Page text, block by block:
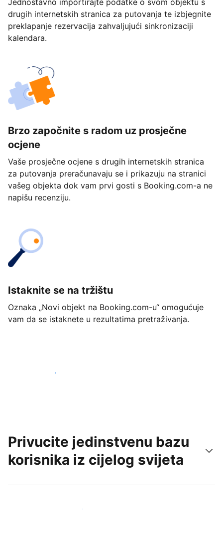
Jednostavno importirajte podatke o svom objektu s
drugih internetskih stranica za putovanja te izbjegnite
preklapanje rezervacija zahvaljujući sinkronizaciji
kalendara.
Brzo započnite s radom uz prosječne
ocjene
Vaše prosječne ocjene s drugih internetskih stranica
za putovanja preračunavaju se i prikazuju na stranici
vašeg objekta dok vam prvi gosti s Booking.com-a ne
napišu recenziju.
Istaknite se na tržištu
Oznaka „Novi objekt na Booking.com-u“ omogućuje
vam da se istaknete u rezultatima pretraživanja.
Započnite već danas
Privucite jedinstvenu bazu
korisnika iz cijelog svijeta
Doprite do novih gostiju već danas